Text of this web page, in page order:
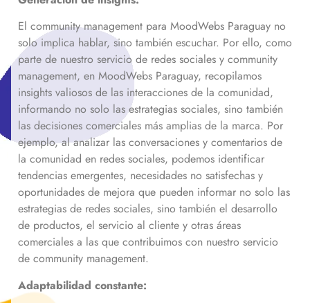
El community management para MoodWebs Paraguay no
solo implica hablar, sino también escuchar. Por ello, como
parte de nuestro servicio de redes sociales y community
management, en MoodWebs Paraguay, recopilamos
insights valiosos de las interacciones de la comunidad,
informando no solo las estrategias sociales, sino también
las decisiones comerciales más amplias de la marca. Por
ejemplo, al analizar las conversaciones y comentarios de
la comunidad en redes sociales, podemos identificar
tendencias emergentes, necesidades no satisfechas y
oportunidades de mejora que pueden informar no solo las
estrategias de redes sociales, sino también el desarrollo
de productos, el servicio al cliente y otras áreas
comerciales a las que contribuimos con nuestro servicio
de community management.
Adaptabilidad constante: